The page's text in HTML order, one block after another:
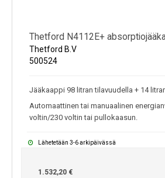
Thetford N4112E+
Thetford B.V
500524
Jääkaappi 98 litran tilavuudella + 14
Automaattinen tai manuaalinen
voltin/230 voltin tai pullokaasun.
Lähetetään 3-6 arkipäivässä
1.532,20 €